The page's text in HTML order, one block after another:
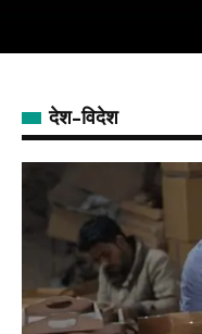
देश-विदेश